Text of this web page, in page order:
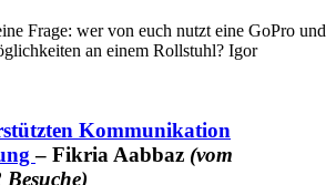
Frage: wer von euch nutzt eine GoPro und
an einem Rollstuhl? Igor
Kommunikation
– Fikria Aabbaz (vom